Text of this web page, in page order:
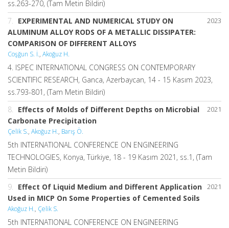
ss.263-270, (Tam Metin Bildiri)
2023
7. EXPERIMENTAL AND NUMERICAL STUDY ON
ALUMINUM ALLOY RODS OF A METALLIC DISSIPATER:
COMPARISON OF DIFFERENT ALLOYS
Coşğun S. İ., Akoğuz H.
4. ISPEC INTERNATIONAL CONGRESS ON CONTEMPORARY
SCIENTIFIC RESEARCH, Ganca, Azerbaycan, 14 - 15 Kasım 2023,
ss.793-801, (Tam Metin Bildiri)
2021
8. Effects of Molds of Different Depths on Microbial
Carbonate Precipitation
Çelik S., Akoğuz H., Barış Ö.
5th INTERNATIONAL CONFERENCE ON ENGINEERING
TECHNOLOGIES, Konya, Türkiye, 18 - 19 Kasım 2021, ss.1, (Tam
Metin Bildiri)
2021
9. Effect Of Liquid Medium and Different Application
Used in MICP On Some Properties of Cemented Soils
Akoğuz H., Çelik S.
5th INTERNATIONAL CONFERENCE ON ENGINEERING